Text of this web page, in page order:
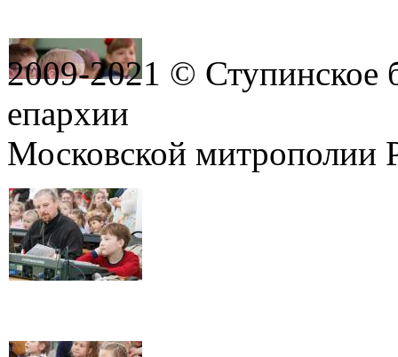
2009-2021 © Ступинское
епархии
Московской митрополии